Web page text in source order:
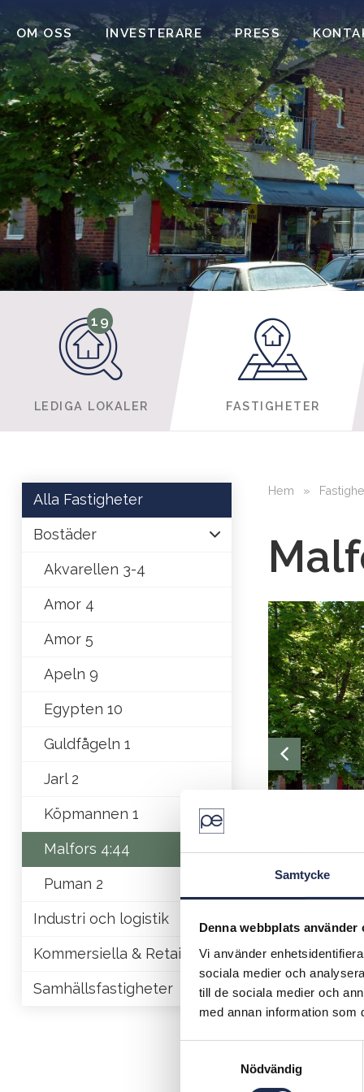
Samtycke
Denna webbplats använder
Vi använder
sociala medier och
till de sociala medier och
med annan information som
Nödvändig
OM OSS INVESTERARE PRESS
LEDIGA LOKALER
19
FASTIGHETER
Alla Fastigheter
Bostäder
Akvarellen 3-4
Amor 4
Amor 5
Apeln 9
Egypten 10
Guldfågeln 1
Jarl 2
Köpmannen 1
Malfors 4:44
Puman 2
Industri och logistik
Kommersiella & Retail
Samhällsfastigheter
Hem »
Fastigheten
18 lokaler.
annat
Fastigheten
vilken Göta
kanalens två